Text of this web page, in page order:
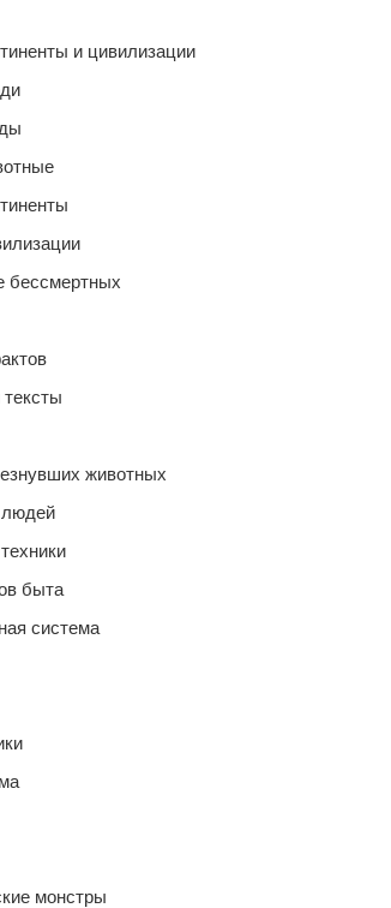
и цивилизации
бессмертных
животных
быта
система
монстры